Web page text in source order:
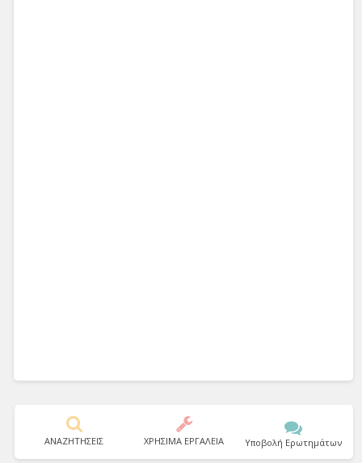
ΑΝΑΖΗΤΗΣΕΙΣ ΧΡΗΣΙΜΑ ΕΡΓΑΛΕΙΑ Υποβολή Ερωτημάτων